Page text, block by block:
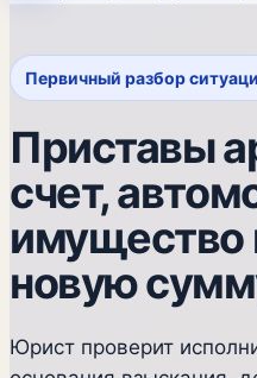
Первичный разбор
Приставы
счет,
имущество
новую
Юрист проверит